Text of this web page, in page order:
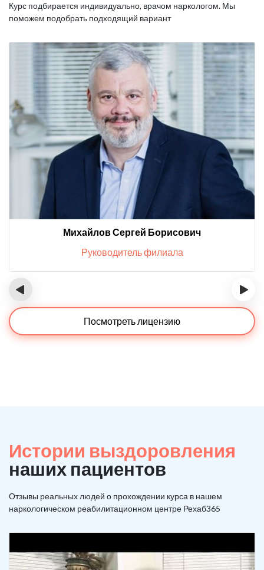
Курс подбирается индивидуально, врачом наркологом. Мы
поможем подобрать подходящий вариант
Михайлов Сергей Борисович
Руководитель филиала
‹ ›
Посмотреть лицензию
Истории выздоровления
наших пациентов
Отзывы реальных людей о прохождении курса в нашем
наркологическом реабилитационном центре Рехаб365